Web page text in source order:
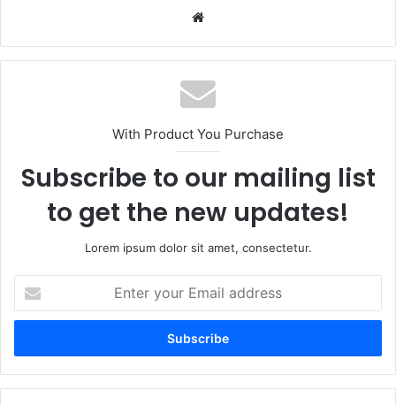
With Product You Purchase
Subscribe to our mailing list
to get the new updates!
Lorem ipsum dolor sit amet, consectetur.
your
Email